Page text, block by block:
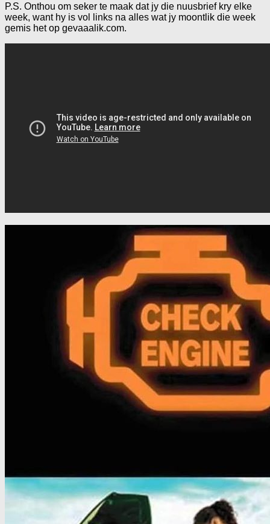
P.S. Onthou om seker te maak dat jy die nuusbrief kry elke
week, want hy is vol links na alles wat jy moontlik die week
gemis het op gevaaalik.com.